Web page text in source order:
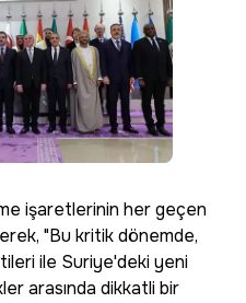
işaretlerinin her geçen
"Bu kritik dönemde,
ile Suriye'deki yeni
arasında dikkatli bir